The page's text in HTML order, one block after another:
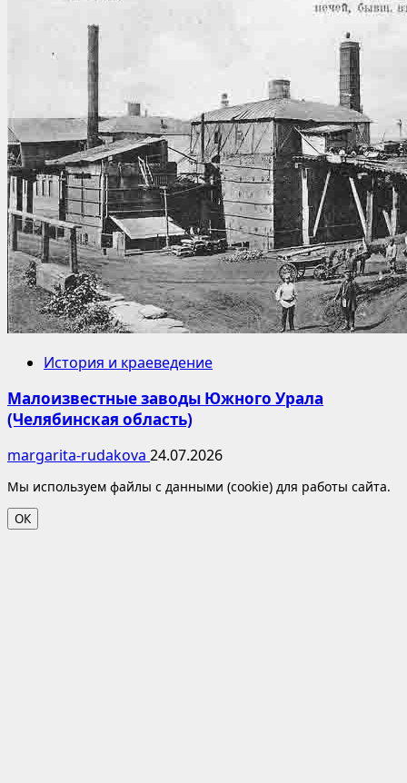
История и краеведение
Малоизвестные заводы Южного Урала
(Челябинская область)
margarita-rudakova 24.07.2026
Мы используем файлы с данными (cookie) для работы сайта.
ОК